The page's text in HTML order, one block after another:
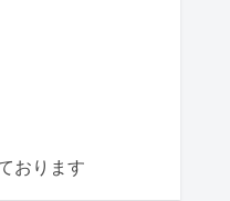
おります